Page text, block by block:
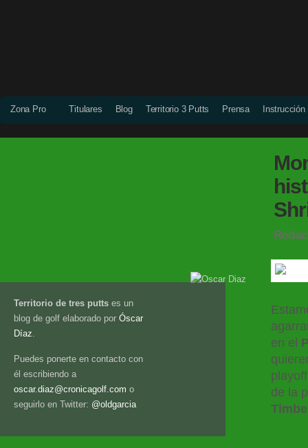
Zona Pro Titulares Blog Territorio 3 Putts Prensa Instrucción
en el
de la
Territorio de tres putts es un
blog de golf elaborado por Óscar
Díaz.
Puedes ponerte en contacto con
él escribiendo a
oscar.diaz@cronicagolf.com o
seguirlo en Twitter: @oldgarcia